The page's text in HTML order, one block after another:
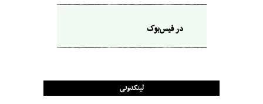
در فیس‌بوک
لینکدونی